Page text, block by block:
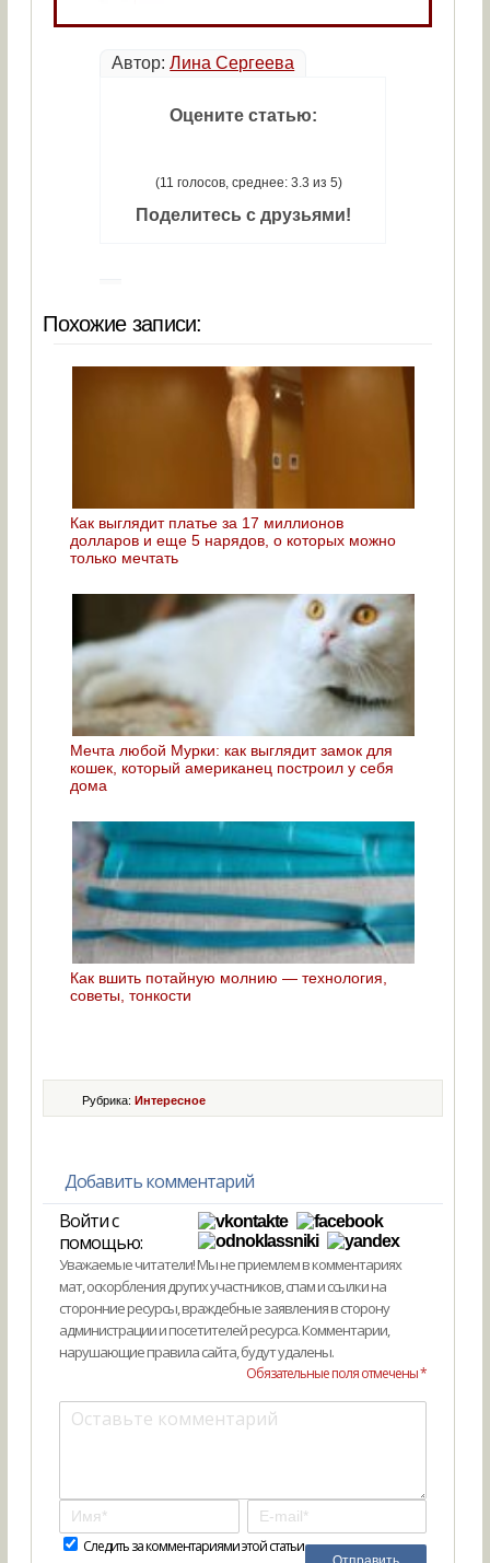
Автор:Лина Сергеева
Оцените статью:
(11 голосов, среднее: 3.3 из 5)
Поделитесь с друзьями!
Похожие записи:
Как выглядит платье за 17 миллионов
долларов и еще 5 нарядов, о которых можно
только мечтать
Мечта любой Мурки: как выглядит замок для
кошек, который американец построил у себя
дома
Как вшить потайную молнию — технология,
советы, тонкости
Рубрика:Интересное
Добавить комментарий
Войти с
помощью:
Уважаемые читатели! Мы не приемлем в комментариях
мат, оскорбления других участников, спам и ссылки на
сторонние ресурсы, враждебные заявления в сторону
администрации и посетителей ресурса. Комментарии,
нарушающие правила сайта, будут удалены.
Обязательные поля отмечены *
Следить за комментариями этой статьи